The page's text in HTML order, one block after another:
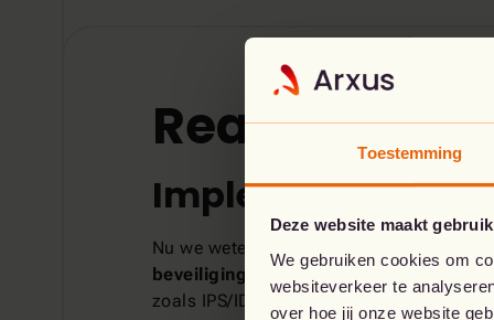
Toestemming
Deze website maakt
We gebruiken cookies om
websiteverkeer te
over hoe jij onze website
Ready
Implementeren
Nu we weten wat er nodig is, gaan we
beveiligingsmaatregelen
. We
zoals IPS/IDS-systemen (Intrusion